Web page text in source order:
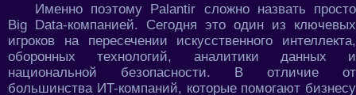
Именно поэтому Palantir сложно назвать просто
Big Data-компанией. Сегодня это один из ключевых
игроков на пересечении искусственного интеллекта,
оборонных технологий, аналитики данных и
национальной безопасности. В отличие от
большинства ИT-компаний, которые помогают бизнесу